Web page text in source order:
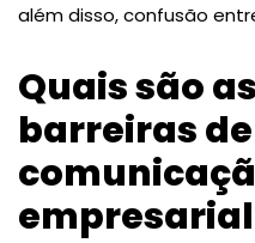
além disso, confusão
Quais são
barreiras de